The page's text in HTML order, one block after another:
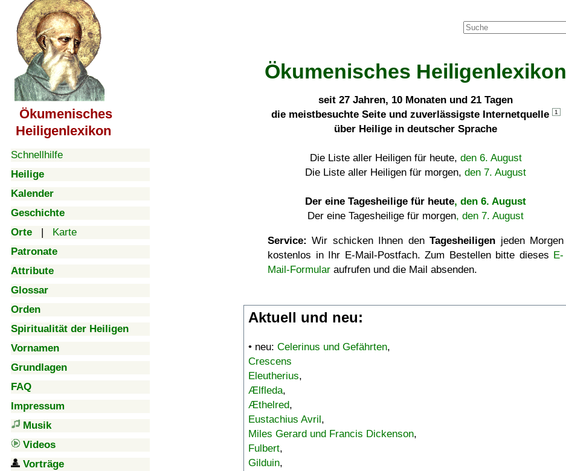
Ökumenisches
Heiligenlexikon
Schnellhilfe
Heilige
Kalender
Geschichte
Orte | Karte
Patronate
Attribute
Glossar
Orden
Spiritualität der Heiligen
Vornamen
Grundlagen
FAQ
Impressum
Musik
Videos
Vorträge
Ökumenisches Heiligenlexikon
seit 27 Jahren, 10 Monaten und 21 Tagen
die meistbesuchte Seite und zuverlässigste Internetquelle
1
über Heilige in deutscher Sprache
Die Liste aller Heiligen für heute, den 6. August
Die Liste aller Heiligen für morgen, den 7. August
Der eine Tagesheilige für heute, den 6. August
Der eine Tagesheilige für morgen, den 7. August
Service: Wir schicken Ihnen denTagesheiligen jeden Morgen
kostenlos in Ihr E-Mail-Postfach. Zum Bestellen bitte dieses E-
Mail-Formular aufrufen und die Mail absenden.
Aktuell und neu:
• neu: Celerinus und Gefährten,
Crescens
Eleutherius,
Ælfleda,
Æthelred,
Eustachius Avril,
Miles Gerard und Francis Dickenson,
Fulbert,
Gilduin,